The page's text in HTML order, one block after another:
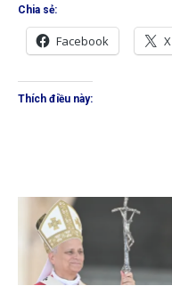
Chia sẻ:
Facebook X
Thích điều này: